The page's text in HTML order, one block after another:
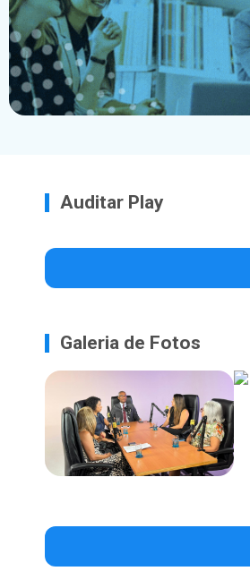
Auditar Play
Galeria de Fotos